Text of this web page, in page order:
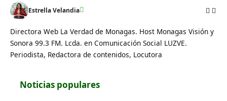
Estrella Velandia
Directora Web La Verdad de Monagas. Host Monagas Visión y
Sonora 99.3 FM. Lcda. en Comunicación Social LUZVE.
Periodista, Redactora de contenidos, Locutora
Noticias populares